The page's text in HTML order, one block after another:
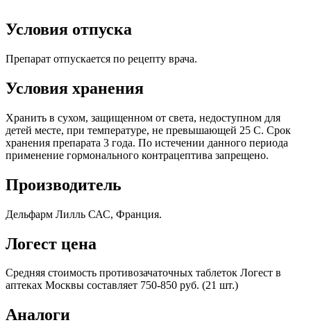
Условия отпуска
Препарат отпускается по рецепту врача.
Условия хранения
Хранить в сухом, защищенном от света, недоступном для
детей месте, при температуре, не превышающей 25 С. Срок
хранения препарата 3 года. По истечении данного периода
применение гормонального контрацептива запрещено.
Производитель
Дельфарм Лилль САС, Франция.
Логест цена
Средняя стоимость противозачаточных таблеток Логест в
аптеках Москвы составляет 750-850 руб. (21 шт.)
Аналоги